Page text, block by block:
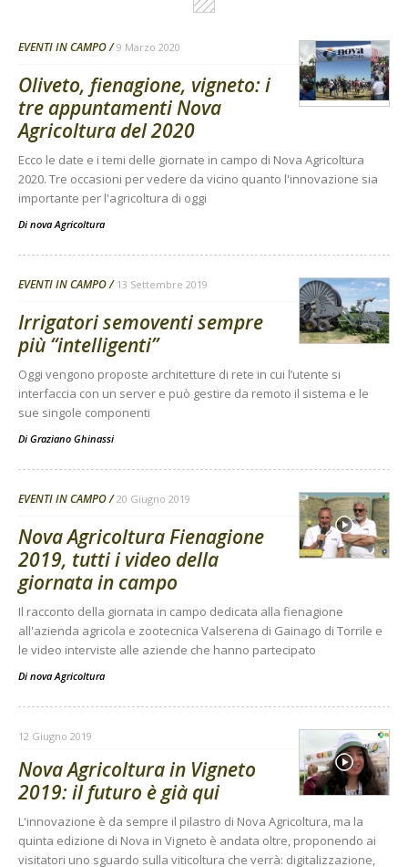
EVENTI IN CAMPO 9 Marzo 2020
Oliveto, fienagione, vigneto: i
tre appuntamenti Nova
Agricoltura del 2020
Ecco le date e i temi delle giornate in campo di Nova Agricoltura
2020. Tre occasioni per vedere da vicino quanto l'innovazione sia
importante per l'agricoltura di oggi
Di nova Agricoltura
EVENTI IN CAMPO 13 Settembre 2019
Irrigatori semoventi sempre
più “intelligenti”
Oggi vengono proposte architetture di rete in cui l’utente si
interfaccia con un server e può gestire da remoto il sistema e le
sue singole componenti
Di Graziano Ghinassi
EVENTI IN CAMPO 20 Giugno 2019
Nova Agricoltura Fienagione
2019, tutti i video della
giornata in campo
Il racconto della giornata in campo dedicata alla fienagione
all'azienda agricola e zootecnica Valserena di Gainago di Torrile e
le video interviste alle aziende che hanno partecipato
Di nova Agricoltura
12 Giugno 2019
Nova Agricoltura in Vigneto
2019: il futuro è già qui
L'innovazione è da sempre il pilastro di Nova Agricoltura, ma la
quinta edizione di Nova in Vigneto è andata oltre, proponendo ai
visitatori uno sguardo sulla viticoltura che verrà: digitalizzazione,